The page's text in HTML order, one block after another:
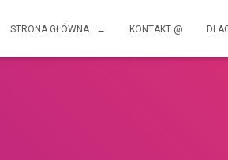
STRONA GŁÓWNA ← KONTAKT @